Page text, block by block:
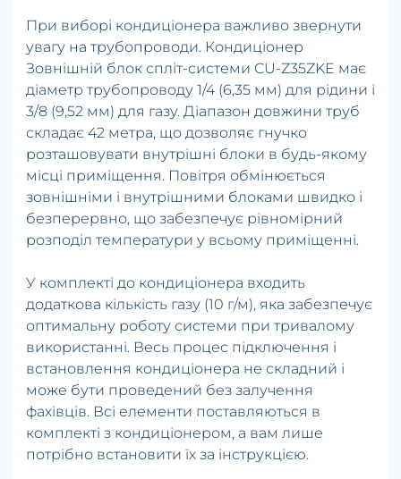
При виборі кондиціонера важливо звернути
увагу на трубопроводи. Кондиціонер
Зовнішній блок спліт-системи CU-Z35ZKE має
діаметр трубопроводу 1/4 (6,35 мм) для рідини і
3/8 (9,52 мм) для газу. Діапазон довжини труб
складає 42 метра, що дозволяє гнучко
розташовувати внутрішні блоки в будь-якому
місці приміщення. Повітря обмінюється
зовнішніми і внутрішними блоками швидко і
безперервно, що забезпечує рівномірний
розподіл температури у всьому приміщенні.
У комплекті до кондиціонера входить
додаткова кількість газу (10 г/м), яка забезпечує
оптимальну роботу системи при тривалому
використанні. Весь процес підключення і
встановлення кондиціонера не складний і
може бути проведений без залучення
фахівців. Всі елементи поставляються в
комплекті з кондиціонером, а вам лише
потрібно встановити їх за інструкцією.